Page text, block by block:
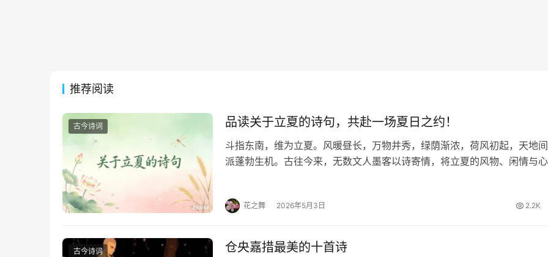
推荐阅读
古今诗词 品读关于立夏的诗句，共赴一场夏日之约！
斗指东南，维为立夏。风暖昼长，万物并秀，绿荫渐浓，荷风初起，天地
派蓬勃生机。古往今来，无数文人墨客以诗寄情，将立夏的风物、闲情与
花之舞 2026年5月3日 2.2K
古今诗词 仓央嘉措最美的十首诗